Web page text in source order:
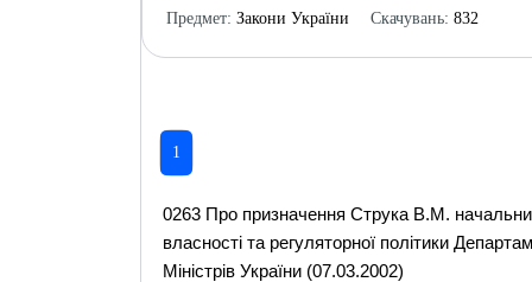
Предмет: Закони України
Скачувань: 832
1
0263 Про призначення Струка В.М.
власності та регуляторної політики
Міністрів України (07.03.2002)